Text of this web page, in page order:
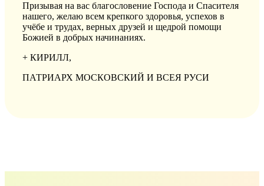
Призывая на вас благословение Господа и Спасителя
нашего, желаю всем крепкого здоровья, успехов в
учёбе и трудах, верных друзей и щедрой помощи
Божией в добрых начинаниях.
+ КИРИЛЛ,
ПАТРИАРХ МОСКОВСКИЙ И ВСЕЯ РУСИ